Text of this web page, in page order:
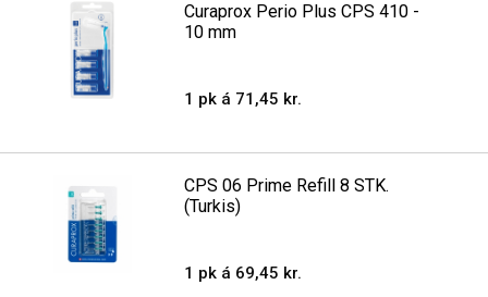
Curaprox Perio Plus CPS 410 -
10 mm
1 pk á 71,45 kr.
CPS 06 Prime Refill 8 STK.
(Turkis)
1 pk á 69,45 kr.